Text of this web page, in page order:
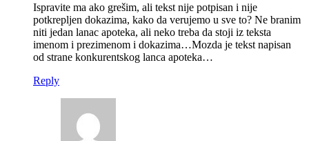
Ispravite ma ako grešim, ali tekst nije potpisan i nije
potkrepljen dokazima, kako da verujemo u sve to? Ne branim
niti jedan lanac apoteka, ali neko treba da stoji iz teksta
imenom i prezimenom i dokazima…Mozda je tekst napisan
od strane konkurentskog lanca apoteka…
Reply